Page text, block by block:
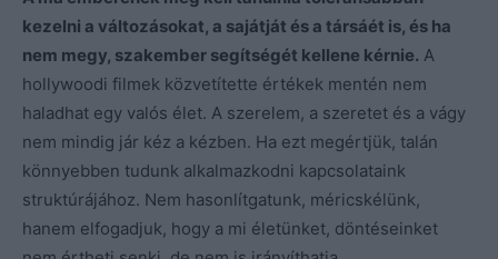
kezelni a változásokat, a sajátját és a társáét is, és ha
nem megy, szakember segítségét kellene kérnie. A
hollywoodi filmek közvetítette értékek mentén nem
haladhat egy valós élet. A szerelem, a szeretet és a vágy
nem mindig jár kéz a kézben. Ha ezt megértjük, talán
könnyebben tudunk alkalmazkodni kapcsolataink
struktúrájához. Nem hasonlítgatunk, méricskélünk,
hanem elfogadjuk, hogy a mi életünket, döntéseinket